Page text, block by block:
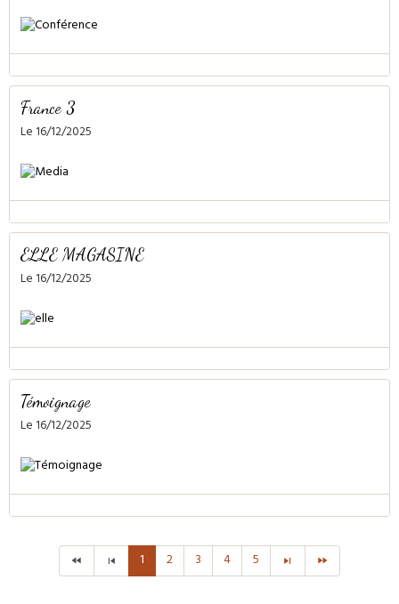
France 3
Le 16/12/2025
ELLE MAGASINE
Le 16/12/2025
Témoignage
Le 16/12/2025
1 2 3 4 5